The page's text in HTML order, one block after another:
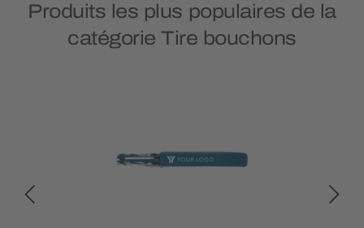
Produits les plus populaires de la
catégorie Tire bouchons